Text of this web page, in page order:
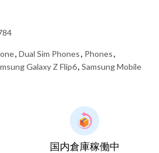
, Dual Sim Phones, Phones,
Galaxy Z Flip6, Samsung Mobile
国内倉庫稼働中